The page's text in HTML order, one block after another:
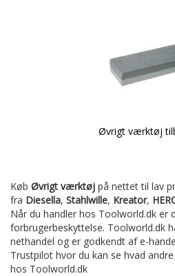
Øvrigt værktøj
Køb Øvrigt værktøj på nettet til lav
fra Diesella, Stahlwille, Kreator,
Når du handler hos Toolworld.dk er
forbrugerbeskyttelse. Toolworld.dk
nethandel og er godkendt af e-
Trustpilot hvor du kan se hvad
hos Toolworld.dk